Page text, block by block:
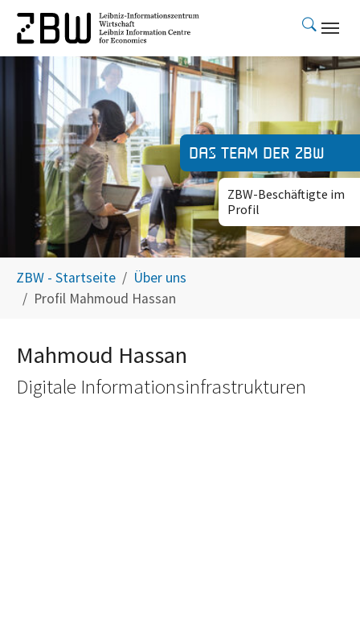
Skip to main content
Das Team der ZBW
ZBW-Beschäftigte im
Profil
ZBW - Startseite
Über uns
Profil Mahmoud Hassan
Mahmoud Hassan
Digitale Informationsinfrastrukturen